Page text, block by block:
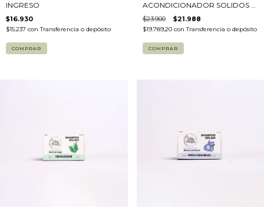
INGRESO
$16.930
$15.237 con Transferencia o depósito
ACONDICIONADOR SOLIDOS -
60g
$23.900 $21.988
$19.789,20 con Transferencia o depósito
COMPRAR